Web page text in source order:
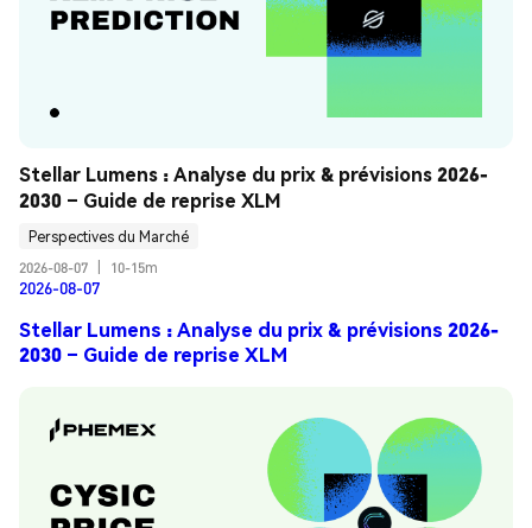
Stellar Lumens : Analyse du prix & prévisions 2026-
2030 – Guide de reprise XLM
Perspectives du Marché
2026-08-07
10-15m
2026-08-07
Stellar Lumens : Analyse du prix & prévisions 2026-
2030 – Guide de reprise XLM